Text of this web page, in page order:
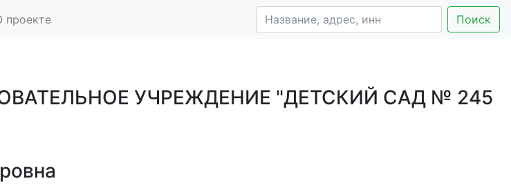
проекте Поиск
УЧРЕЖДЕНИЕ "ДЕТСКИЙ САД № 245